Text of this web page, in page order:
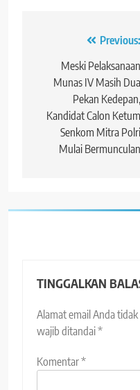
Navigasi Previous:
Meski Pelaksanaan
Munas IV Masih Dua
Pekan Kedepan,
Kandidat Calon Ketum
Senkom Mitra Polri
Mulai Bermunculan
TINGGALKAN
Alamat email Anda
wajib ditandai*
Komentar*